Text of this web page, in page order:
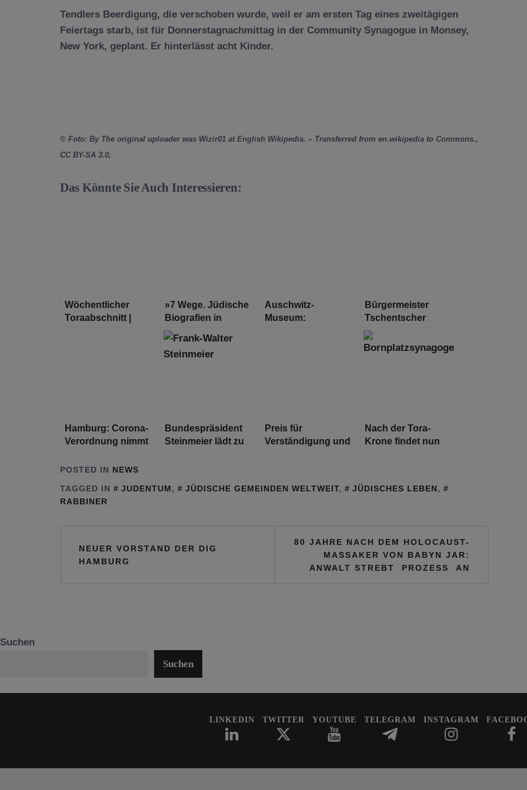
Tendlers Beerdigung, die verschoben wurde, weil er am ersten Tag eines zweitägigen
Feiertags starb, ist für Donnerstagnachmittag in der Community Synagogue in Monsey,
New York, geplant. Er hinterlässt acht Kinder.
© Foto: By The original uploader was Wizir01 at English Wikipedia. – Transferred from en.wikipedia to Commons.,
CC BY-SA 3.0,
Das Könnte Sie Auch Interessieren:
Wöchentlicher
Toraabschnitt |
»7 Wege. Jüdische
Biografien in
Hamburg« -
Premiere für neues
Lernmaterial in
Auschwitz-
Museum:
Bürgermeister
Tschentscher
besucht Hamburgs
Partnerstadt Prag
Hamburg: Corona-
Verordnung nimmt
für tradierte
Prostitution auf
Bundespräsident
Steinmeier lädt zu
Preis für
Verständigung und
Nach der Tora-
Krone findet nun
Hause
POSTED IN NEWS
TAGGED IN
JUDENTUM, JÜDISCHE GEMEINDEN WELTWEIT, JÜDISCHES LEBEN,
RABBINER
NEUER VORSTAND DER DIG
HAMBURG
80 JAHRE NACH DEM HOLOCAUST-
MASSAKER VON BABYN JAR:
ANWALT STREBT PROZESS AN
Suchen
Suchen
LINKEDIN TWITTER YOUTUBE TELEGRAM INSTAGRAM